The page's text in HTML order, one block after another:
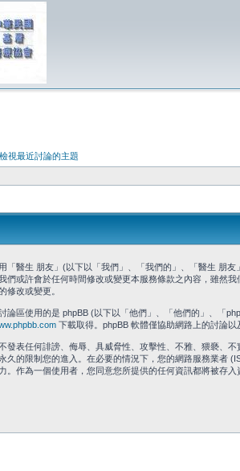
檢視最近討論的主題
「醫生 朋友」(以下以「我們」、「我們的」、「醫生 朋
們或許會於任何時間修改或變更本服務條款之內容，雖然
修改或變更。
論區使用的是 phpBB (以下以「他們」、「他們的」、「
下載取得。phpBB 軟體僅協助網路上的討論以
發表任何誹謗、侮辱、具威脅性、攻擊性、不雅、猥褻、
久的限制您的進入。在必要的情況下，您的網路服務業者
。作為一個使用者，您同意您所提供的任何資訊都將被存